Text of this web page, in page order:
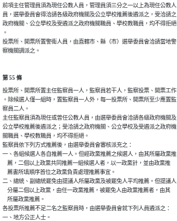
前項主任管理員須為現任公教人員，管理員須三分之一以上為現任公教人
員，選舉委員會得洽請各級政府機關及公立學校推薦後遴派之，受洽請之
政府機關、公立學校及受遴派之政府機關職員、學校教職員，均不得拒絕
。
投票所、開票所置警衛人員，由直轄市、縣（市）選舉委員會洽請當地警
察機關調派之。
第 55 條
投票所、開票所置主任監察員一人，監察員若干人，監察投票、開票工作
。除候選人僅一組時，置監察員一人外，每一投票所、開票所至少應置監
察員二人。
主任監察員須為現任或曾任公教人員，由選舉委員會洽請各級政府機關及
公立學校推薦後遴派之；受洽請之政府機關、公立學校及受遴派之政府機
關職員、學校教職員，均不得拒絕。
監察員依下列方式推薦後，由選舉委員會審核派充之：
一、各組候選人各自推薦一人。但經政黨推薦之候選人，由其所屬政黨推
    薦，二個以上政黨共同推薦一組候選人者，以一政黨計，並由政黨推
    薦書所填順序首位之政黨負責處理推薦事宜。
二、總統、副總統罷免由提議人所屬政黨及被罷免人平均推薦。但提議人
    分屬二個以上政黨，由任一政黨推薦，被罷免人由政黨推薦者，由其
    所屬政黨推薦。
各投票所推薦不足二名之監察員時，由選舉委員會就下列人員遴派之：
一、地方公正人士。